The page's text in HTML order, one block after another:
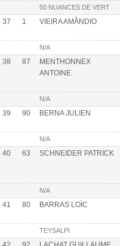
50 NUANCES DE VERT
37 1 VIEIRA AMÂNDIO
N/A
38 87
MENTHONNEX
ANTOINE
N/A
39 90 BERNA JULIEN
N/A
40 63 SCHNEIDER PATRICK
N/A
41 80 BARRAS LOÏC
TEYSALPI